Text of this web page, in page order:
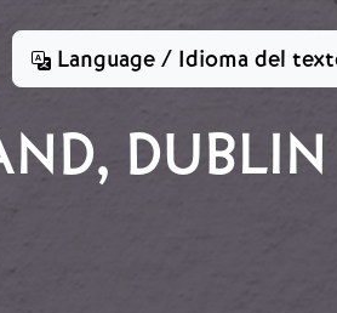
Language / Idioma del
DUBLIN